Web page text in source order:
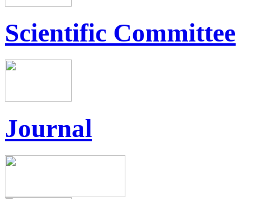
Scientific Committee
Journal